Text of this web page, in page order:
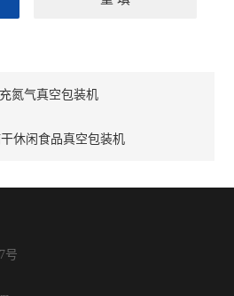
氮气真空包装机
休闲食品真空包装机
号